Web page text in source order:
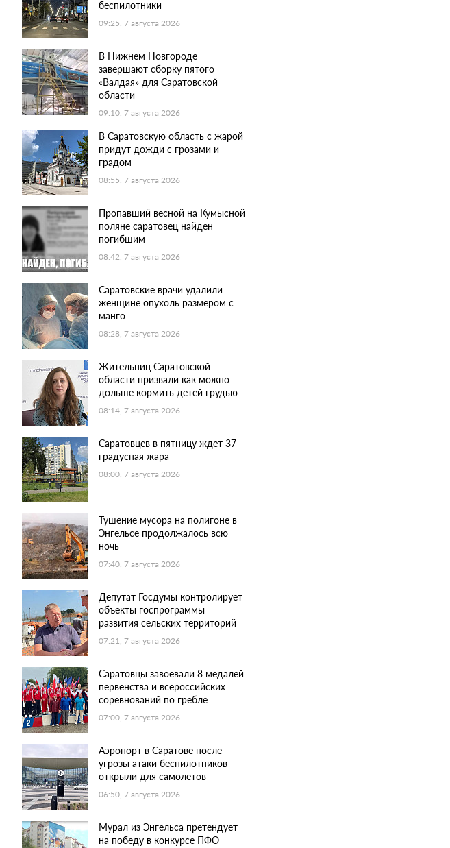
беспилотники
09:25, 7 августа 2026
В Нижнем Новгороде
завершают сборку пятого
«Валдая» для Саратовской
области
09:10, 7 августа 2026
В Саратовскую область с жарой
придут дожди с грозами и
градом
08:55, 7 августа 2026
Пропавший весной на Кумысной
поляне саратовец найден
погибшим
08:42, 7 августа 2026
Саратовские врачи удалили
женщине опухоль размером с
манго
08:28, 7 августа 2026
Жительниц Саратовской
области призвали как можно
дольше кормить детей грудью
08:14, 7 августа 2026
Саратовцев в пятницу ждет 37-
градусная жара
08:00, 7 августа 2026
Тушение мусора на полигоне в
Энгельсе продолжалось всю
ночь
07:40, 7 августа 2026
Депутат Госдумы контролирует
объекты госпрограммы
развития сельских территорий
07:21, 7 августа 2026
Саратовцы завоевали 8 медалей
первенства и всероссийских
соревнований по гребле
07:00, 7 августа 2026
Аэропорт в Саратове после
угрозы атаки беспилотников
открыли для самолетов
06:50, 7 августа 2026
Мурал из Энгельса претендует
на победу в конкурсе ПФО